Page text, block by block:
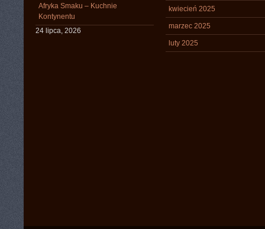
Afryka Smaku – Kuchnie
Kontynentu
24 lipca, 2026
kwiecień 2025
marzec 2025
luty 2025